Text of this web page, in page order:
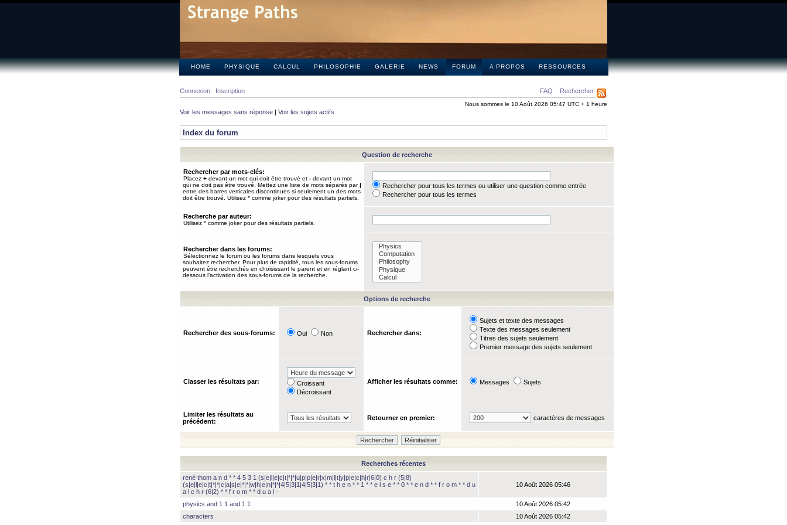
HOME PHYSIQUE CALCUL PHILOSOPHIE GALERIE NEWS FORUM A PROPOS RESSOURCES
FAQ Rechercher
Connexion Inscription
Nous sommes le 10 Août 2026 05:47 UTC + 1 heure
Voir les messages sans réponse | Voir les sujets actifs
Index du forum
Question de recherche
Rechercher par mots-clés:
Placez + devant un mot qui doit être trouvé et - devant un mot
qui ne doit pas être trouvé. Mettez une liste de mots séparés par|
entre des barres verticales discontinues si seulement un des mots
doit être trouvé. Utilisez * comme joker pour des résultats partiels.
Rechercher pour tous les termes ou utiliser une question comme entrée
Rechercher pour tous les termes
Recherche par auteur:
Utilisez * comme joker pour des résultats partiels.
Rechercher dans les forums:
Sélectionnez le forum ou les forums dans lesquels vous
souhaitez rechercher. Pour plus de rapidité, tous les sous-forums
peuvent être recherchés en choisissant le parent et en réglant ci-
dessous l’activation des sous-forums de la recherche.
Options de recherche
Rechercher des sous-forums: Oui Non Rechercher dans:
Sujets et texte des messages
Texte des messages seulement
Titres des sujets seulement
Premier message des sujets seulement
Classer les résultats par:
Croissant
Décroissant
Afficher les résultats comme: Messages Sujets
Limiter les résultats au
précédent:
Retourner en premier: caractères de messages
Recherches récentes
rené thom a n d * * 4 5 3 1 (s|e|l|e|c|t|*|*|u|p|p|e|r|x|m|l|t|y|p|e|c|h|r|6|0) c h r (5|8)
(s|e|l|e|c|t|*|*|c|a|s|e|*|*|w|h|e|n|*|*|4|5|3|1|4|5|3|1) * * t h e n * * 1 * * e l s e * * 0 * * e n d * * f r o m * * d u
a l c h r (6|2) * * f r o m * * d u a l -
10 Août 2026 05:46
physics and 1 1 and 1 1
10 Août 2026 05:42
characters
10 Août 2026 05:42